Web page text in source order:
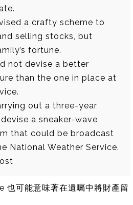
a crafty scheme to
selling stocks, but
fortune.
not devise a better
than the one in place at
out a three-year
a sneaker-wave
that could be broadcast
National Weather Service.
也可能意味著在遺囑中將財產留